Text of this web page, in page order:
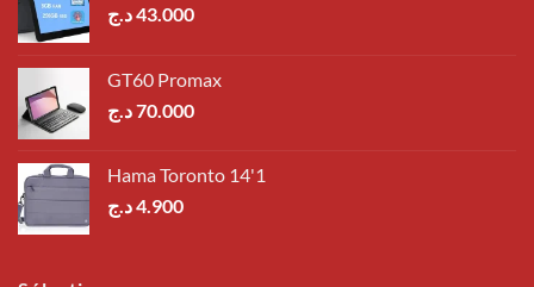
43.000د.ج
GT60 Promax
70.000د.ج
Hama Toronto 14'1
4.900د.ج